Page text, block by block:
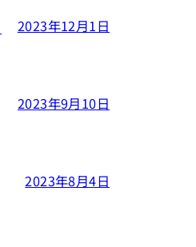
2023年12月1日
2023年9月10日
2023年8月4日